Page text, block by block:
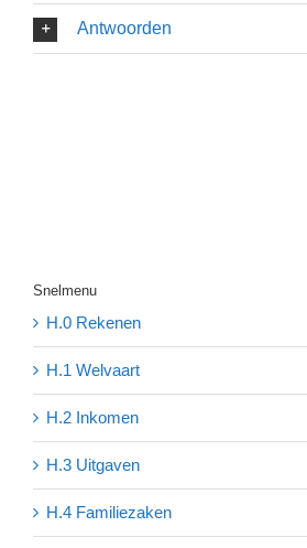
Antwoorden
Snelmenu
H.0 Rekenen
H.1 Welvaart
H.2 Inkomen
H.3 Uitgaven
H.4 Familiezaken